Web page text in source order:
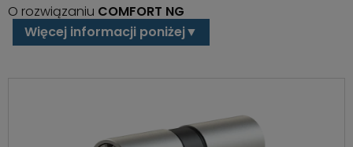
O rozwiązaniu COMFORT NG
Więcej informacji poniżej▼